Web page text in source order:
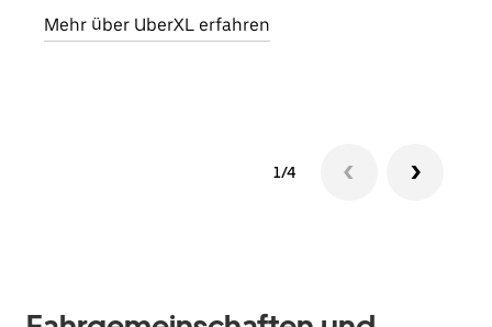
Mehr über UberXL erfahren
1/4